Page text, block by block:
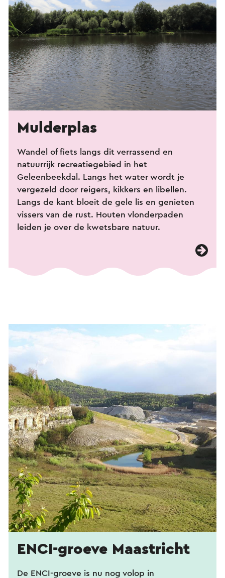
Mulderplas
Wandel of fiets langs dit verrassend en
natuurrijk recreatiegebied in het
Geleenbeekdal. Langs het water wordt je
vergezeld door reigers, kikkers en libellen.
Langs de kant bloeit de gele lis en genieten
vissers van de rust. Houten vlonderpaden
leiden je over de kwetsbare natuur.
ENCI-groeve Maastricht
De ENCI-groeve is nu nog volop in